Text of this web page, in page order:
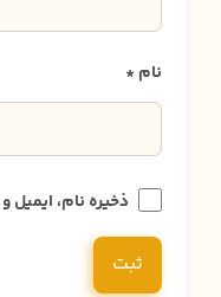
نام*
ذخیره نام،